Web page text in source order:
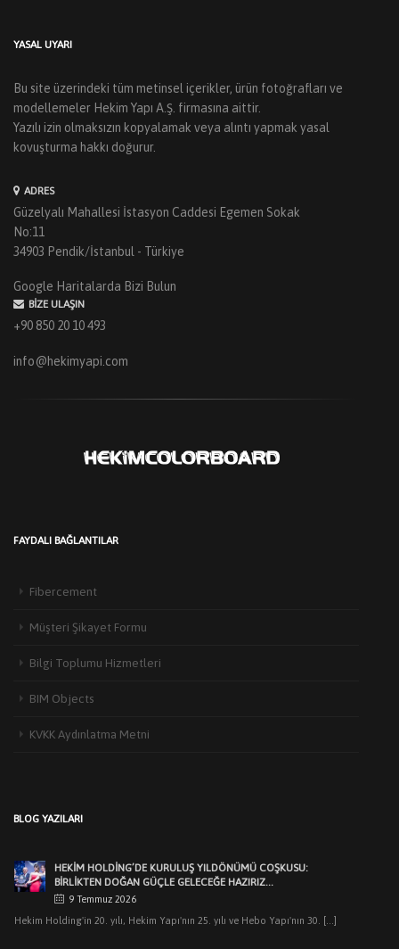
YASAL UYARI
Bu site üzerindeki tüm metinsel içerikler, ürün fotoğrafları ve
modellemeler Hekim Yapı A.Ş. firmasına aittir.
Yazılı izin olmaksızın kopyalamak veya alıntı yapmak yasal
kovuşturma hakkı doğurur.
ADRES
Güzelyalı Mahallesi İstasyon Caddesi Egemen Sokak
No:11
34903 Pendik/İstanbul - Türkiye
Google Haritalarda Bizi Bulun
BIZE ULAŞIN
+90 850 20 10 493
info@hekimyapi.com
FAYDALI BAĞLANTILAR
Fibercement
Müşteri Şikayet Formu
Bilgi Toplumu Hizmetleri
BIM Objects
KVKK Aydınlatma Metni
BLOG YAZILARI
3 Haziran 2026
,Edirne Mimarlar Odası [...]
HEKIM HOLDING’DEN MUHTEŞEM KURULUŞ YILDÖNÜMÜ
GECESI
7 Temmuz 2026
Dr.Öner Hekim: “Cumhuriyetimizin ilk yıllarındaki sanayicilik